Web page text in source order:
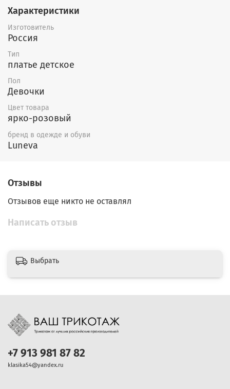
волан,по переду вышивка-пайетки и
печать.Горловина окантована,застежка по спинке на
планку с пуговицами.Рукав-крылышко со сборкой по
окату.
Характеристики
Изготовитель
Россия
Тип
платье детское
Пол
Девочки
Цвет товара
ярко-розовый
бренд в одежде и обуви
Luneva
Отзывы
Отзывов еще никто не оставлял
Написать отзыв
Выбрать
+7 913 981 87 82
klasika54@yandex.ru